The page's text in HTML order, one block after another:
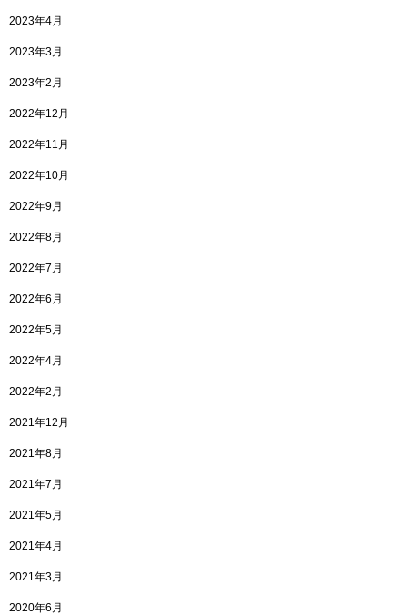
2023年4月
2023年3月
2023年2月
2022年12月
2022年11月
2022年10月
2022年9月
2022年8月
2022年7月
2022年6月
2022年5月
2022年4月
2022年2月
2021年12月
2021年8月
2021年7月
2021年5月
2021年4月
2021年3月
2020年6月